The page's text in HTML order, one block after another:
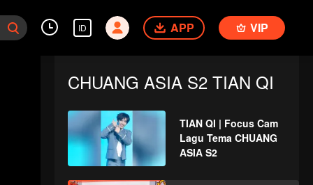
ID APP VIP
CHUANG ASIA S2 TIAN QI
TIAN QI | Focus Cam
Lagu Tema CHUANG
ASIA S2